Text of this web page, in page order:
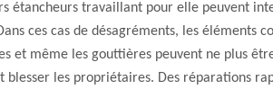
étancheurs travaillant pour elle peuvent
ces cas de désagréments, les éléments
et même les gouttières peuvent ne plus
les propriétaires. Des réparations